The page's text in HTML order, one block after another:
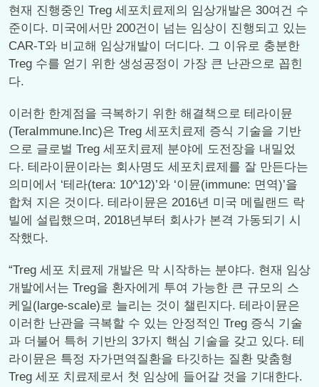
현재 진행중인 Treg 세포치료제의 임상개발은 30여건 수
준이다. 미국에서만 200건이 넘는 임상이 진행되고 있는
CAR-T와 비교해 임상개발이 더디다. 그 이유로 충분한
Treg 수를 얻기 위한 생성공정이 가장 큰 난관으로 꼽힌
다.
이러한 한계점을 극복하기 위한 해결책으로 테라이뮨
(TeraImmune.Inc)은 Treg 세포치료제 증식 기술을 기반
으로 글로벌 Treg 세포치료제 분야에 도전장을 내밀었
다. 테라이뮨이라는 회사명도 세포치료제를 잘 만든다는
의미에서 ‘테라(tera: 10^12)’와 ‘이뮨(immune: 면역)’을
합쳐 지은 것이다. 테라이뮨은 2016년 미국 메릴랜드 락
빌에 설립했으며, 2018년부터 회사가 본격 가동되기 시
작했다.
“Treg 세포 치료제 개발은 막 시작하는 분야다. 현재 임상
개발에서는 Treg을 환자에게 투여 가능한 큰 규모의 스
케일(large-scale)로 늘리는 것이 챌린지다. 테라이뮨은
이러한 난관을 극복할 수 있는 안정적인 Treg 증식 기술
과 더불어 특허 기반의 3가지 핵심 기술을 갖고 있다. 테
라이뮨은 특정 자가면역질환을 타깃하는 질환 맞춤형
Treg 세포 치료제로서 첫 임상에 들어갈 것을 기대한다.